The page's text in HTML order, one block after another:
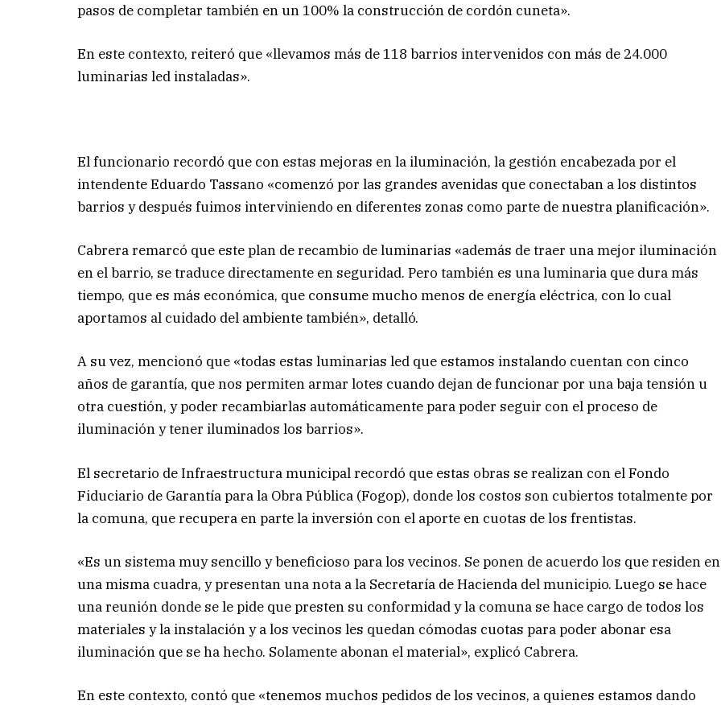
pasos de completar también en un 100% la construcción de cordón cuneta».
En este contexto, reiteró que «llevamos más de 118 barrios intervenidos con más de 24.000
luminarias led instaladas».
El funcionario recordó que con estas mejoras en la iluminación, la gestión encabezada por el
intendente Eduardo Tassano «comenzó por las grandes avenidas que conectaban a los distintos
barrios y después fuimos interviniendo en diferentes zonas como parte de nuestra planificación».
Cabrera remarcó que este plan de recambio de luminarias «además de traer una mejor iluminación
en el barrio, se traduce directamente en seguridad. Pero también es una luminaria que dura más
tiempo, que es más económica, que consume mucho menos de energía eléctrica, con lo cual
aportamos al cuidado del ambiente también», detalló.
A su vez, mencionó que «todas estas luminarias led que estamos instalando cuentan con cinco
años de garantía, que nos permiten armar lotes cuando dejan de funcionar por una baja tensión u
otra cuestión, y poder recambiarlas automáticamente para poder seguir con el proceso de
iluminación y tener iluminados los barrios».
El secretario de Infraestructura municipal recordó que estas obras se realizan con el Fondo
Fiduciario de Garantía para la Obra Pública (Fogop), donde los costos son cubiertos totalmente por
la comuna, que recupera en parte la inversión con el aporte en cuotas de los frentistas.
«Es un sistema muy sencillo y beneficioso para los vecinos. Se ponen de acuerdo los que residen en
una misma cuadra, y presentan una nota a la Secretaría de Hacienda del municipio. Luego se hace
una reunión donde se le pide que presten su conformidad y la comuna se hace cargo de todos los
materiales y la instalación y a los vecinos les quedan cómodas cuotas para poder abonar esa
iluminación que se ha hecho. Solamente abonan el material», explicó Cabrera.
En este contexto, contó que «tenemos muchos pedidos de los vecinos, a quienes estamos dando